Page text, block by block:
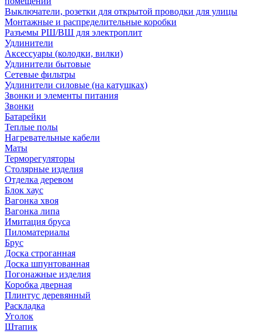
Выключатели, розетки для открытой проводки для улицы
Монтажные и распределительные коробки
Разъемы РШ/ВШ для электроплит
Удлинители
Аксессуары (колодки, вилки)
Удлинители бытовые
Сетевые фильтры
Удлинители силовые (на катушках)
Звонки и элементы питания
Звонки
Батарейки
Теплые полы
Нагревательные кабели
Маты
Терморегуляторы
Столярные изделия
Отделка деревом
Блок хаус
Вагонка хвоя
Вагонка липа
Имитация бруса
Пиломатериалы
Брус
Доска строганная
Доска шпунтованная
Погонажные изделия
Коробка дверная
Плинтус деревянный
Раскладка
Уголок
Штапик